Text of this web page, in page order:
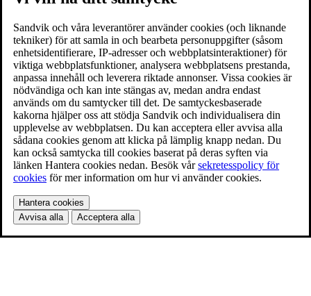
Sandvik och våra leverantörer använder cookies (och liknande
tekniker) för att samla in och bearbeta personuppgifter (såsom
enhetsidentifierare, IP-adresser och webbplatsinteraktioner) för
viktiga webbplatsfunktioner, analysera webbplatsens prestanda,
anpassa innehåll och leverera riktade annonser. Vissa cookies är
nödvändiga och kan inte stängas av, medan andra endast
används om du samtycker till det. De samtyckesbaserade
kakorna hjälper oss att stödja Sandvik och individualisera din
upplevelse av webbplatsen. Du kan acceptera eller avvisa alla
sådana cookies genom att klicka på lämplig knapp nedan. Du
kan också samtycka till cookies baserat på deras syften via
länken Hantera cookies nedan. Besök vårsekretesspolicy för
cookies för mer information om hur vi använder cookies.
Hantera cookies
Avvisa alla
Acceptera alla